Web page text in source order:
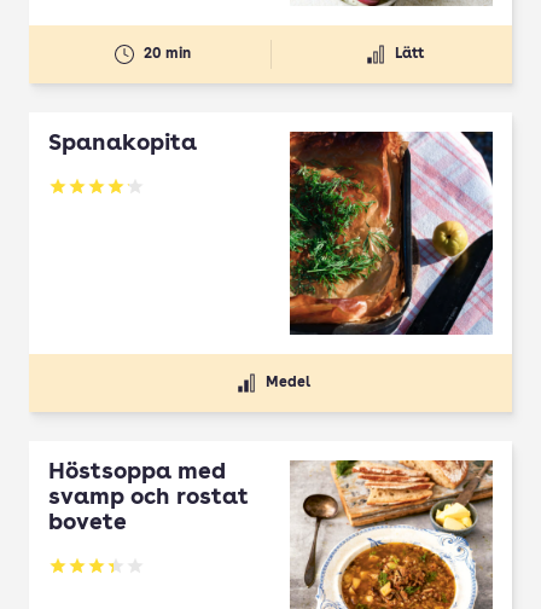
20 min Lätt
Spanakopita
Betyg: 4.1 av 5
Medel
Höstsoppa med
svamp och rostat
bovete
Betyg: 3.33 av 5